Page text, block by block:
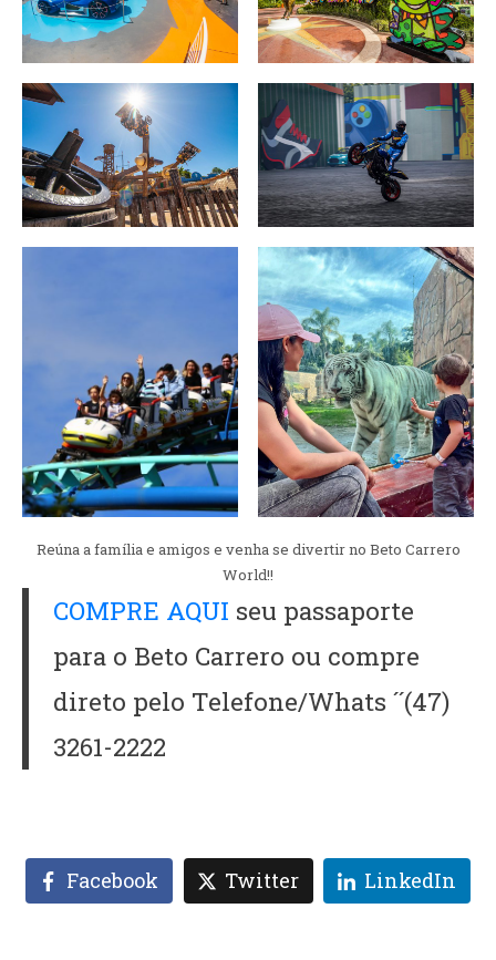
Reúna a família e amigos e venha se divertir no Beto Carrero
World!!
COMPRE AQUI seu passaporte
para o Beto Carrero ou compre
direto pelo Telefone/Whats ´´(47)
3261-2222
Facebook Twitter LinkedIn